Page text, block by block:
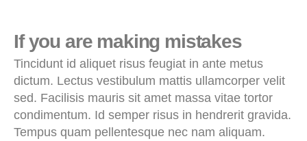
If you are making mistakes
Tincidunt id aliquet risus feugiat in ante metus
dictum. Lectus vestibulum mattis ullamcorper velit
sed. Facilisis mauris sit amet massa vitae tortor
condimentum. Id semper risus in hendrerit gravida.
Tempus quam pellentesque nec nam aliquam.